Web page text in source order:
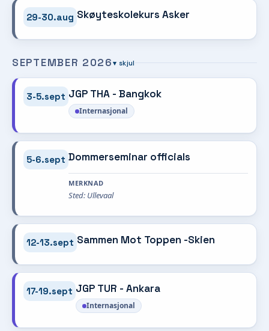
29-30.aug Skøyteskolekurs Asker
SEPTEMBER 2026 ▾ skjul
3-5.sept JGP THA - Bangkok
Internasjonal
5-6.sept Dommerseminar officials
MERKNAD
Sted: Ullevaal
12-13.sept Sammen Mot Toppen -Skien
17-19.sept JGP TUR - Ankara
Internasjonal